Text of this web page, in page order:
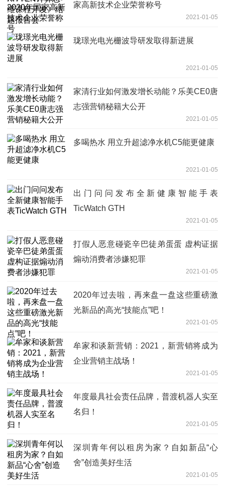
家高新技术企业荣誉称号
2021-01-05
珑璟光电光栅波导研发取得新进展
2021-01-05
家清行业如何激发增长动能？乐美CE0唐
志强营销秘籍大公开
2021-01-05
多喝热水 用立升超滤净水机C5能更健康
2021-01-05
出门问问发布全新健康智能手表
TicWatch GTH
2021-01-05
打假人恶意碰瓷辛巴徒弟蛋蛋 虚构证据
煽动消费者涉嫌犯罪
2021-01-05
2020年过去啦，再来盘一盘这些重磅激
光新品的高光“技能点”吧！
2021-01-05
牟家和谈新营销：2021，新营销将成为
企业营销主战场！
2021-01-05
年度最具社会责任品牌，普渡机器人实至
名归！
2021-01-05
深圳青年何以租房为家？自如新品“心
舍”创造美好生活
2021-01-05